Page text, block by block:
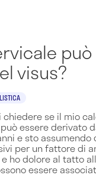
visus?
chiedere se il mio
essere derivato
e sto
per un fattore di
ho dolore al tatto
essere